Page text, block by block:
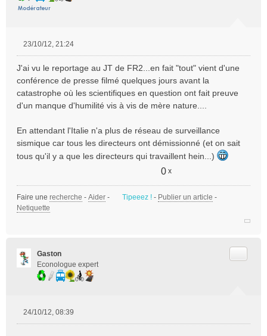
s
s
a
g
n
l
23/10/12, 21:24
J'ai vu le reportage au JT de FR2...en fait "tout" vient d'une
conférence de presse filmé quelques jours avant la
catastrophe où les scientifiques en question ont fait preuve
d'un manque d'humilité vis à vis de mère nature....
En attendant l'Italie n'a plus de réseau de surveillance
sismique car tous les directeurs ont démissionné (et on sait
tous qu'il y a que les directeurs qui travaillent hein...)
0 x
Faire une recherche - Aider - Tipeeez ! - Publier un article -
Netiquette
Gaston
Econologue expert
24/10/12, 08:39